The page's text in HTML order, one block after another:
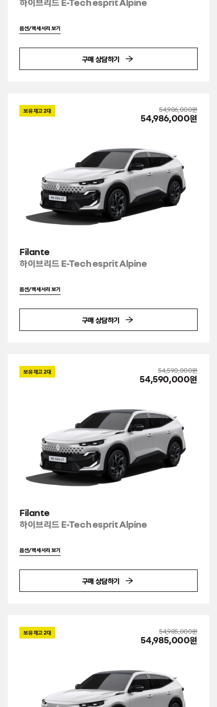
옵션/액세서리 보기
구매 상담하기
보유 재고2대 54,986,000원
54,986,000원
Filante
하이브리드 E-Tech esprit Alpine
옵션/액세서리 보기
구매 상담하기
보유 재고2대 54,590,000원
54,590,000원
Filante
하이브리드 E-Tech esprit Alpine
옵션/액세서리 보기
구매 상담하기
보유 재고2대 54,985,000원
54,985,000원